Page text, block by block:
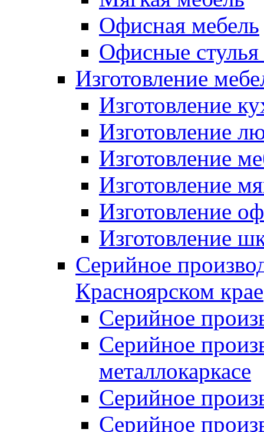
Офисная мебель
Офисные стулья
Изготовление
Изготовление
Изготовление
Изготовление
Изготовление
Изготовление
Изготовление
Серийное
Красноярском крае
Серийное
Серийное
металлокаркасе
Серийное
Серийное